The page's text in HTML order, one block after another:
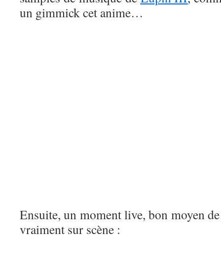
un gimmick cet anime…
Ensuite, un moment live, bon moyen
vraiment sur scène :